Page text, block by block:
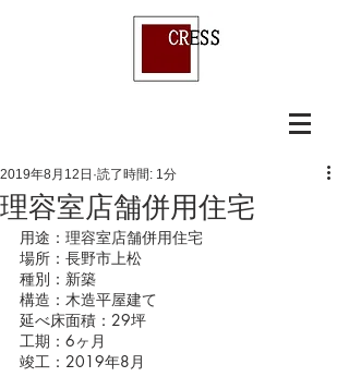
理容室店舗併用住宅
2019年8月12日 読了時間: 1分
用途：理容室店舗併用住宅
場所：長野市上松
種別：新築
構造：木造平屋建て
延べ床面積：29坪
工期：6ヶ月
竣工：2019年8月